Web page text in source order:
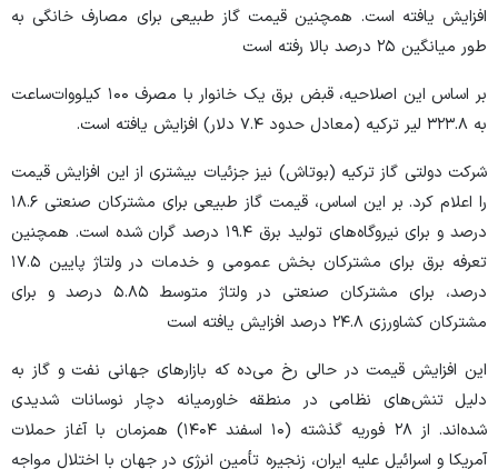
افزایش یافته است. همچنین قیمت گاز طبیعی برای مصارف خانگی به
طور میانگین ۲۵ درصد بالا رفته است
بر اساس این اصلاحیه، قبض برق یک خانوار با مصرف ۱۰۰ کیلووات‌ساعت
به ۳۲۳.۸ لیر ترکیه (معادل حدود ۷.۴ دلار) افزایش یافته است.
شرکت دولتی گاز ترکیه (بوتاش) نیز جزئیات بیشتری از این افزایش قیمت
را اعلام کرد. بر این اساس، قیمت گاز طبیعی برای مشترکان صنعتی ۱۸.۶
درصد و برای نیروگاه‌های تولید برق ۱۹.۴ درصد گران شده است. همچنین
تعرفه برق برای مشترکان بخش عمومی و خدمات در ولتاژ پایین ۱۷.۵
درصد، برای مشترکان صنعتی در ولتاژ متوسط ۵.۸۵ درصد و برای
مشترکان کشاورزی ۲۴.۸ درصد افزایش یافته است
این افزایش قیمت در حالی رخ می‌ده که بازار‌های جهانی نفت و گاز به
دلیل تنش‌های نظامی در منطقه خاورمیانه دچار نوسانات شدیدی
شده‌اند. از ۲۸ فوریه گذشته (۱۰ اسفند ۱۴۰۴) همزمان با آغاز حملات
آمریکا و اسرائیل علیه ایران، زنجیره تأمین انرژی در جهان با اختلال مواجه